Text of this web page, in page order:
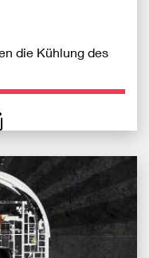
die Kühlung des
Bei